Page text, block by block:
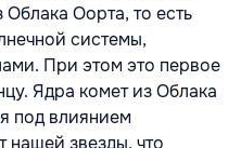
Оорта, то есть
системы,
При этом это первое
Ядра комет из Облака
под влиянием
нашей звезды, что